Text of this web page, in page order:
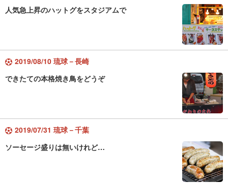
人気急上昇のハットグをスタジアムで
2019/08/10 琉球－長崎
できたての本格焼き鳥をどうぞ
2019/07/31 琉球－千葉
ソーセージ盛りは無いけれど…